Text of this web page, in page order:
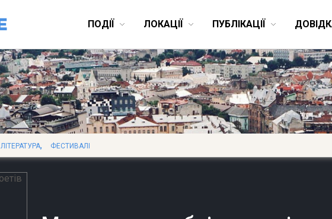
ПОДІЇ ЛОКАЦІЇ ПУБЛІКАЦІЇ
ЛІТЕРАТУРА, ФЕСТИВАЛІ